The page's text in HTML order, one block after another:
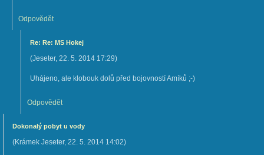
Odpovědět
Re: Re: MS Hokej
(Jeseter, 22. 5. 2014 17:29)
Uhájeno, ale klobouk dolů před bojovností Amíků ;-)
Odpovědět
Dokonalý pobyt u vody
(Krámek Jeseter, 22. 5. 2014 14:02)